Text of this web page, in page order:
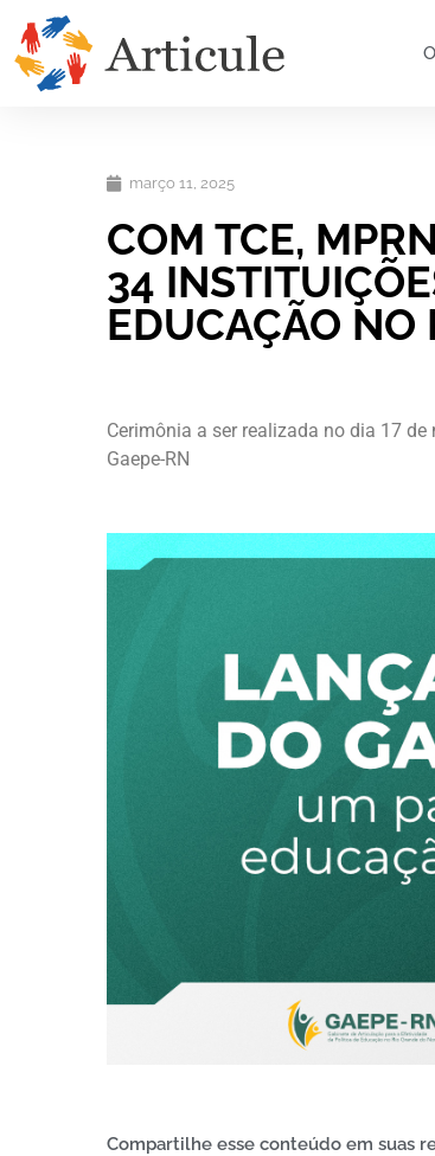
março 11, 2025
COM TCE,
34
EDUCAÇÃO NO
Cerimônia a ser realizada no dia 17
Gaepe-RN
Compartilhe esse conteúdo em suas